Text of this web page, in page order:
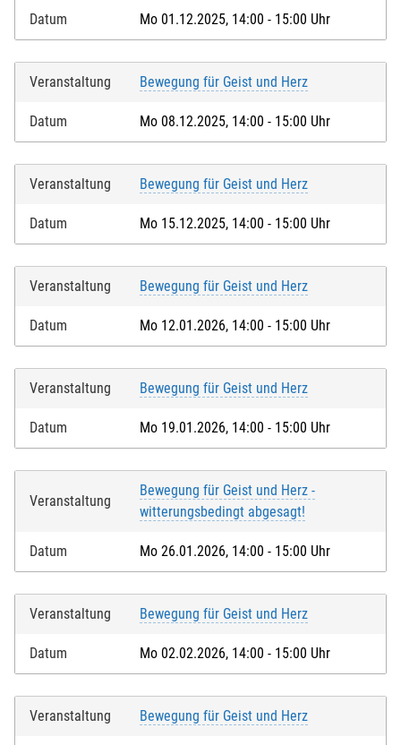
Datum Mo 01.12.2025, 14:00 - 15:00 Uhr
Veranstaltung Bewegung für Geist und Herz
Datum Mo 08.12.2025, 14:00 - 15:00 Uhr
Veranstaltung Bewegung für Geist und Herz
Datum Mo 15.12.2025, 14:00 - 15:00 Uhr
Veranstaltung Bewegung für Geist und Herz
Datum Mo 12.01.2026, 14:00 - 15:00 Uhr
Veranstaltung Bewegung für Geist und Herz
Datum Mo 19.01.2026, 14:00 - 15:00 Uhr
Veranstaltung
Bewegung für Geist und Herz -
witterungsbedingt abgesagt!
Datum Mo 26.01.2026, 14:00 - 15:00 Uhr
Veranstaltung Bewegung für Geist und Herz
Datum Mo 02.02.2026, 14:00 - 15:00 Uhr
Veranstaltung Bewegung für Geist und Herz